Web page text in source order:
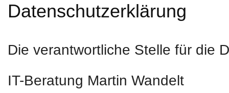
Datenschutzerklärung
Die verantwortliche Stelle für die
IT-Beratung Martin Wandelt